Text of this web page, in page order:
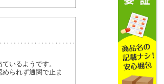
いるようです。
られず通関で止ま